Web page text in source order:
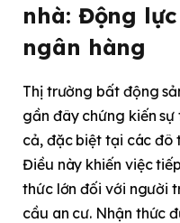
nhà: Động
ngân hàng
Thị trường bất động
gần đây chứng kiến
cả, đặc biệt tại các đô
Điều này khiến việc
thức lớn đối với người
cầu an cư. Nhận thức